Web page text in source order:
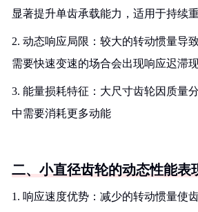
显著提升单齿承载能力，适用于持续
2. 动态响应局限：较大的转动惯量导
需要快速变速的场合会出现响应迟滞
3. 能量损耗特征：大尺寸齿轮因质量
中需要消耗更多动能
二、小直径齿轮的动态性能表
1. 响应速度优势：减少的转动惯量使